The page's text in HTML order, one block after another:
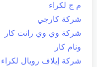
م ج لكراء
شركة كارجي
شركة وي وي رانت كار
ونام كار
شركة إيلاف رويال